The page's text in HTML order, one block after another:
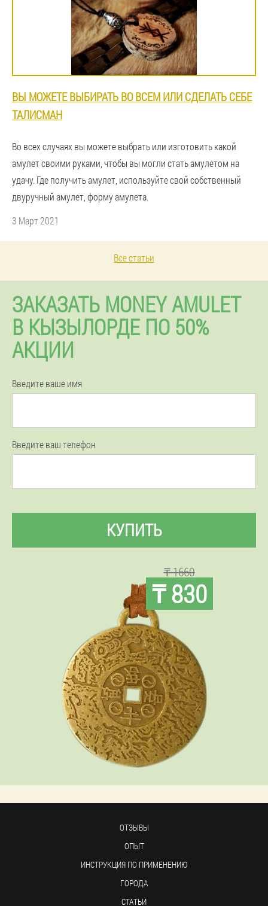
ВЫ МОЖЕТЕ ВЫБИРАТЬ ВО ВСЕМ ИЛИ СДЕЛАТЬ СЕБЕ
ТАЛИСМАН
Во всех случаях вы можете выбрать или изготовить какой
амулет своими руками, чтобы вы могли стать амулетом на
удачу. Где получить амулет, используйте свой собственный
двуручный амулет, форму амулета.
3 Март 2021
Все статьи
ЗАКАЗАТЬ MONEY AMULET
В КЫЗЫЛОРДЕ ПО 50%
АКЦИИ
Введите ваше имя
Введите ваш телефон
КУПИТЬ
₸ 1660
₸ 830
ОТЗЫВЫ
ОПЫТ
ИНСТРУКЦИЯ ПО ПРИМЕНЕНИЮ
ГОРОДА
СТАТЬИ